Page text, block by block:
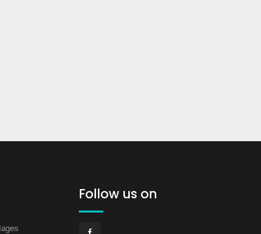
Follow us on